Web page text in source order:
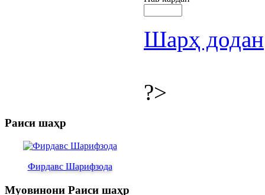
Шарҳ додан
?>
Раиси шаҳр
Фирдавс Шарифзода
Муовинони Раиси шаҳр